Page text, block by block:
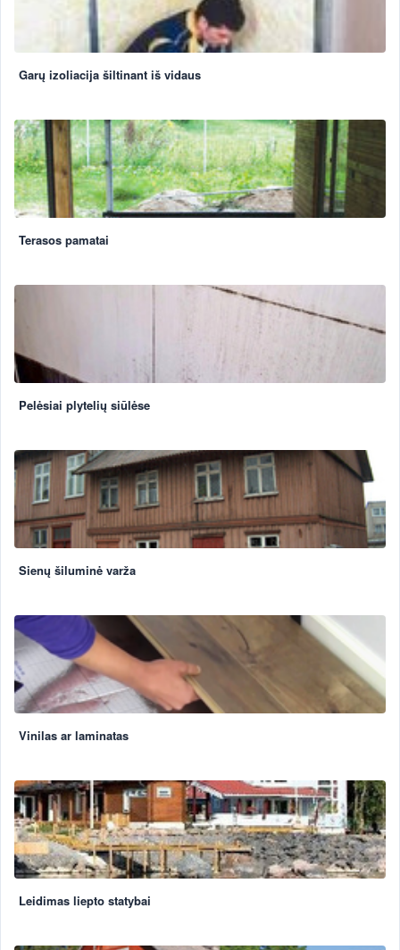
Garų izoliacija šiltinant iš vidaus
Terasos pamatai
Pelėsiai plytelių siūlėse
Sienų šiluminė varža
Vinilas ar laminatas
Leidimas liepto statybai